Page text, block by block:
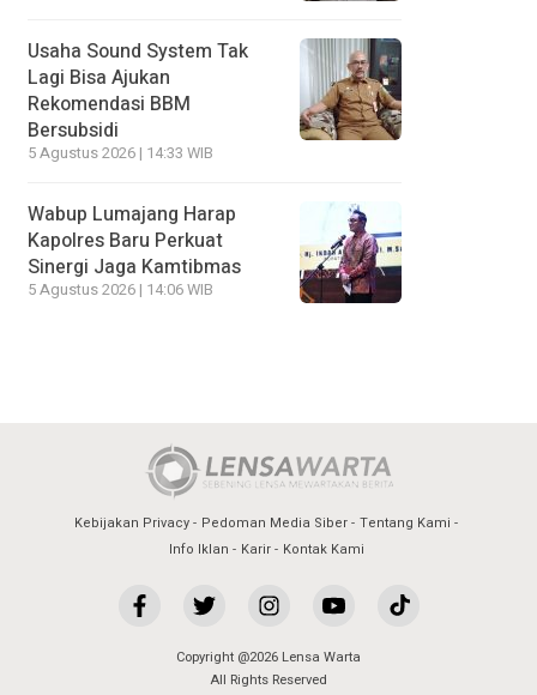
Usaha Sound System Tak
Lagi Bisa Ajukan
Rekomendasi BBM
Bersubsidi
5 Agustus 2026 | 14:33 WIB
Wabup Lumajang Harap
Kapolres Baru Perkuat
Sinergi Jaga Kamtibmas
5 Agustus 2026 | 14:06 WIB
Kebijakan Privacy Pedoman Media Siber Tentang Kami
Info Iklan
Karir Kontak Kami
Copyright @2026 Lensa Warta
All Rights Reserved